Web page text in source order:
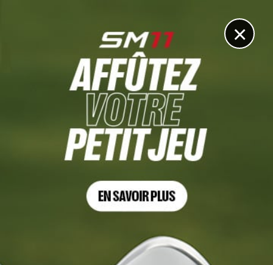
×
Si Woo Kim tient tête à Scottie Scheffler et Wyndham
Clark, les Français remontent